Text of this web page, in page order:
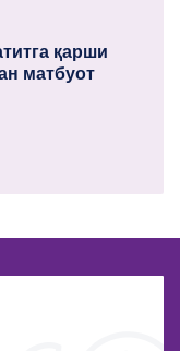
қарши
матбуот